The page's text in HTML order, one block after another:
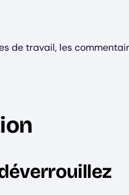
de travail, les